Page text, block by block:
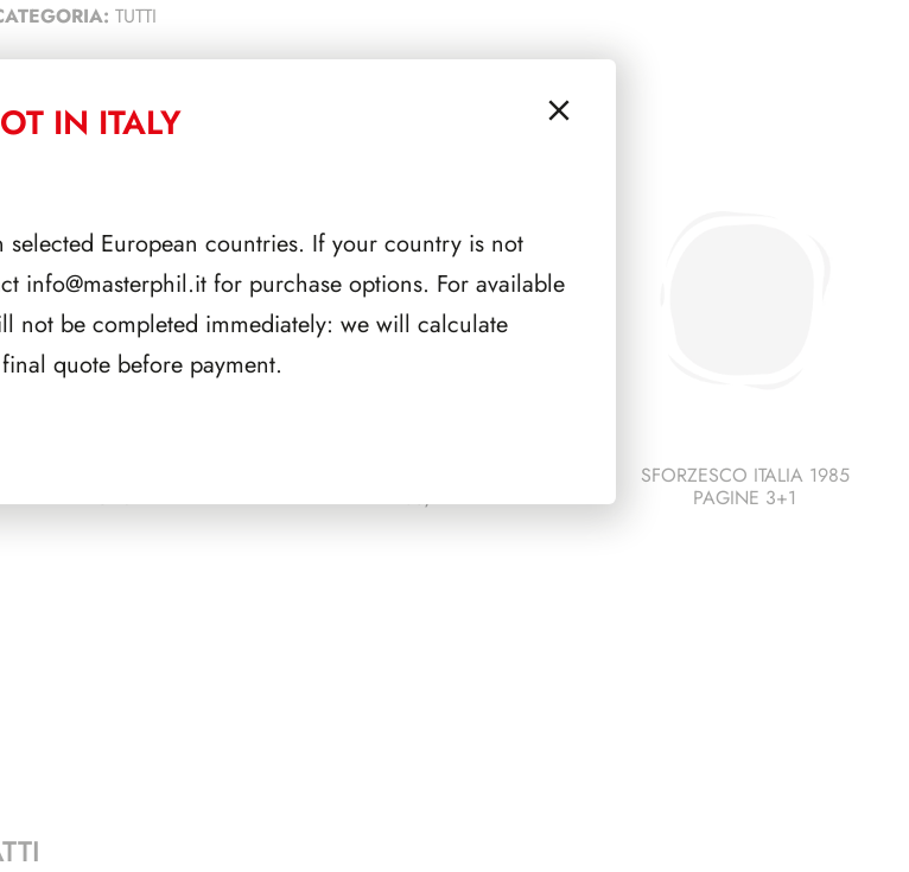
TUTTI
PAGINE 7
1985/1992
SFORZESCO ITALIA 1985
PAGINE 3+1
IN ITALY
European countries. If your country is not
info@masterphil.itfor purchase options. For available
not be completed immediately: we will calculate
quote before payment.